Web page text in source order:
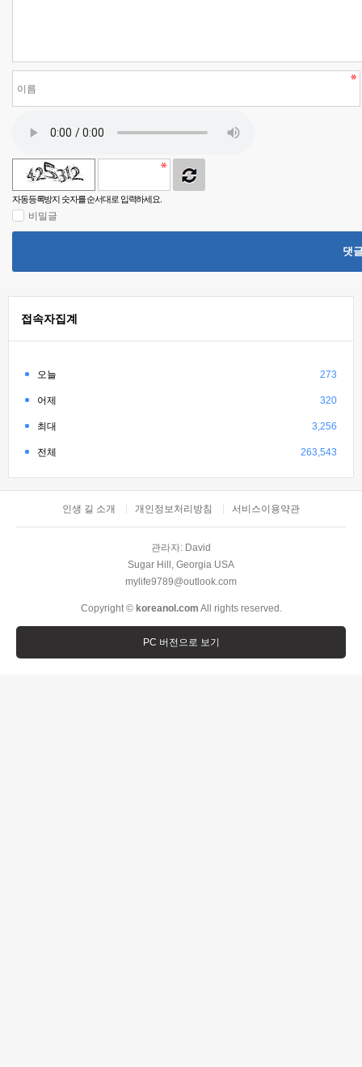
자동등록방지 숫자를 순서대로 입력하세요.
비밀글
댓
접속자집계
오늘 273
어제 320
최대 3,256
전체 263,543
인생 길 소개 개인정보처리방침 서비스이용약관
관라자: David
Sugar Hill, Georgia USA
mylife9789@outlook.com
Copyright © koreanol.com All rights reserved.
PC 버전으로 보기